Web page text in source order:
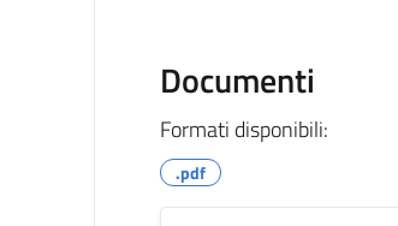
Documenti
Formati disponibili:
.pdf